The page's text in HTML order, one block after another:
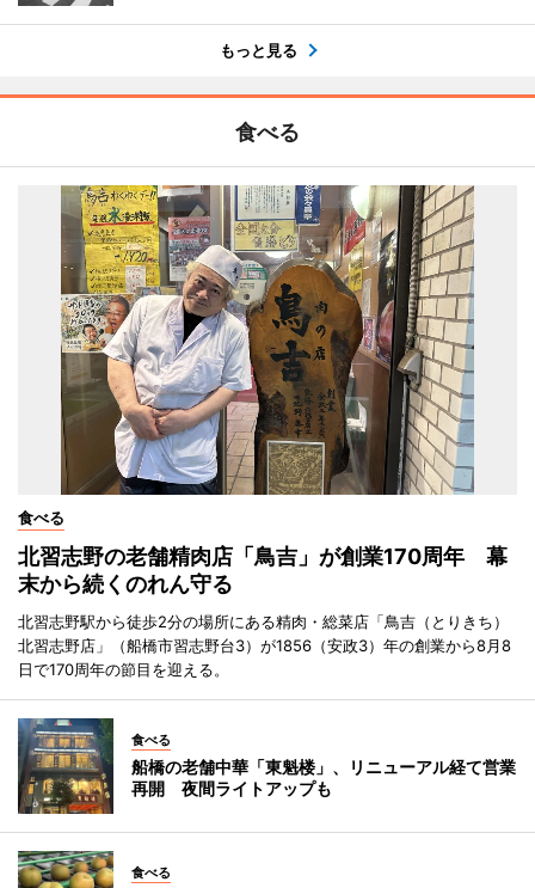
もっと見る
食べる
食べる
北習志野の老舗精肉店「鳥吉」が創業170周年 幕
末から続くのれん守る
北習志野駅から徒歩2分の場所にある精肉・総菜店「鳥吉（とりきち）
北習志野店」（船橋市習志野台3）が1856（安政3）年の創業から8月8
日で170周年の節目を迎える。
食べる
船橋の老舗中華「東魁楼」、リニューアル経て営業
再開 夜間ライトアップも
食べる